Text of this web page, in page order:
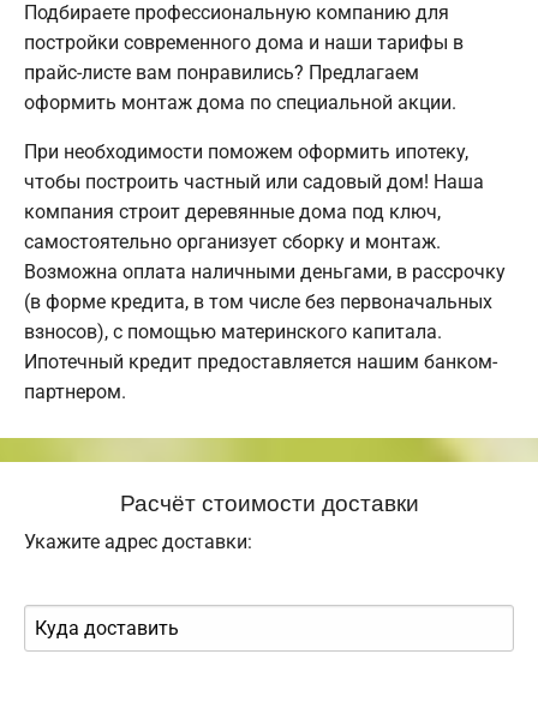
Подбираете профессиональную компанию для
постройки современного дома и наши тарифы в
прайс-листе вам понравились? Предлагаем
оформить монтаж дома по специальной акции.
При необходимости поможем оформить ипотеку,
чтобы построить частный или садовый дом! Наша
компания строит деревянные дома под ключ,
самостоятельно организует сборку и монтаж.
Возможна оплата наличными деньгами, в рассрочку
(в форме кредита, в том числе без первоначальных
взносов), с помощью материнского капитала.
Ипотечный кредит предоставляется нашим банком-
партнером.
Расчёт стоимости доставки
Укажите адрес доставки: